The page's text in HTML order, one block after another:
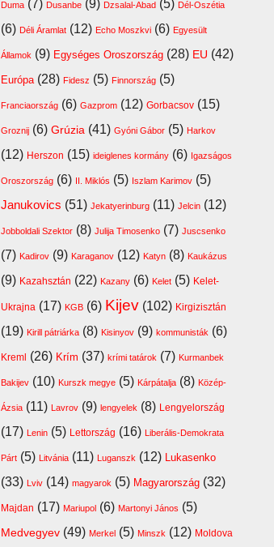
Duma(7) Dusanbe(9) Dzsalal-Abad(5) Dél-Oszétia
(6) Déli Áramlat(12) Echo Moszkvi(6) Egyesült
Államok (9) Egységes Oroszország(28) EU (42)
Európa(28) Fidesz (5) Finnország(5)
Franciaország(6) Gazprom(12) Gorbacsov(15)
Groznij(6) Grúzia (41) Gyóni Gábor(5) Harkov
(12) Herszon (15) ideiglenes kormány(6) Igazságos
Oroszország(6) II. Miklós (5) Iszlam Karimov(5)
Janukovics (51) Jekatyerinburg(11) Jelcin(12)
Jobboldali Szektor(8) Julija Timosenko(7) Juscsenko
(7) Kadirov(9) Karaganov(12) Katyn(8) Kaukázus
(9) Kazahsztán (22) Kazany(6) Kelet(5) Kelet-
Ukrajna (17) KGB(6) Kijev(102) Kirgizisztán
(19) Kirill pátriárka(8) Kisinyov(9) kommunisták (6)
Kreml (26) Krím (37) krími tatárok (7) Kurmanbek
Bakijev(10) Kurszk megye(5) Kárpátalja(8) Közép-
Ázsia(11) Lavrov(9) lengyelek (8) Lengyelország
(17) Lenin(5) Lettország (16) Liberális-Demokrata
Párt(5) Litvánia(11) Luganszk (12) Lukasenko
(33) Lviv(14) magyarok (5) Magyarország(32)
Majdan (17) Mariupol(6) Martonyi János (5)
Medvegyev(49) Merkel(5) Minszk (12) Moldova